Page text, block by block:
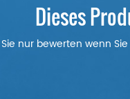
Dieses
nur bewerten wenn